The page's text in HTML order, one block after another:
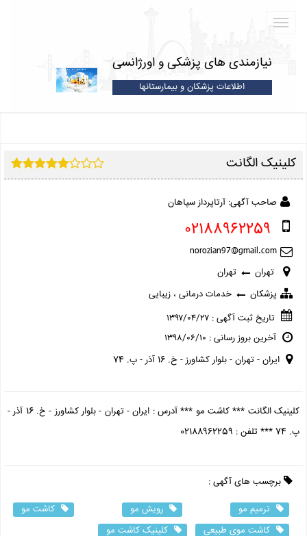
نیازمندی های پزشکی و اورژانسی
اطلاعات پزشکان و بیمارستانها
کلینیک الگانت
صاحب آگهی: آرتاپرداز سپاهان
تهران
تهران
پزشکان
خدمات درمانی ، زیبایی
تاریخ ثبت آگهی : ۱۳۹۷/۰۴/۲۷
آخرین بروز رسانی : ۱۳۹۸/۰۶/۱۰
ایران - تهران - بلوار کشاورز - خ. 16 آذر - پ. 74
کلینیک الگانت *** کاشت مو *** آدرس : ایران - تهران - بلوار کشاورز - خ. 16 آذر -
پ. 74 *** تلفن : 02188962259
برچسب های آگهی :
ترمیم مو
رویش مو
کاشت مو
کاشت موی طبیعی
کلینیک کاشت مو